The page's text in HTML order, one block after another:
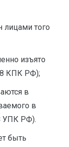
того
изъято
КПК РФ);
в
в
УПК РФ).
быть